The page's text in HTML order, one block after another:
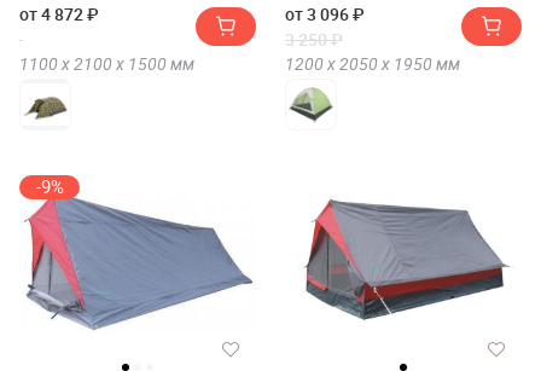
от 4 872 ₽
1100 х 2100 х 1500 мм
от 3 096 ₽
3 250 ₽
1200 х 2050 х 1950 мм
-9%